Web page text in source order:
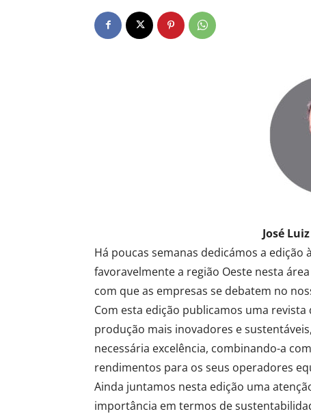
José
Há poucas semanas dedicámos a
favoravelmente a região Oeste nesta
com que as empresas se debatem no
Com esta edição publicamos uma
produção mais inovadores e
necessária excelência, combinando-a
rendimentos para os seus operadores
Ainda juntamos nesta edição uma
importância em termos de